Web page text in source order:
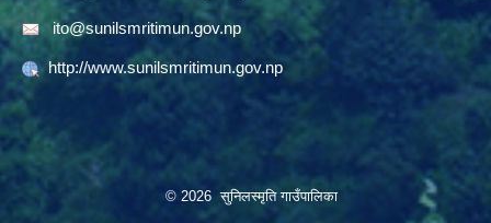
ito@sunilsmritimun.gov.np
http://www.sunilsmritimun.gov.np
© 2026 सुनिलस्मृति गाउँपालिका